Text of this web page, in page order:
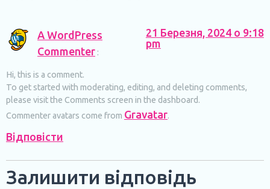
A WordPress
Commenter :
21 Березня, 2024 о 9:18
pm
Hi, this is a comment.
To get started with moderating, editing, and deleting comments,
please visit the Comments screen in the dashboard.
Commenter avatars come from Gravatar.
Відповіcти
Залишити відповідь